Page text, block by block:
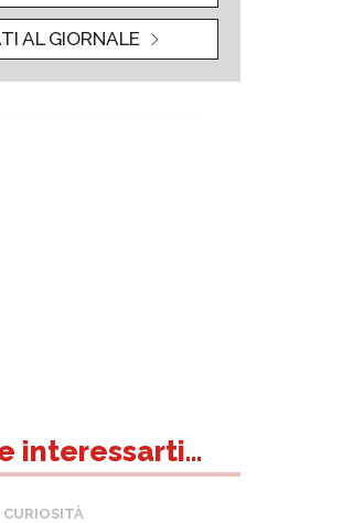
AL GIORNALE
interessarti...
CURIOSITÀ